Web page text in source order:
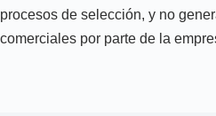
procesos de selección, y no
comerciales por parte de la